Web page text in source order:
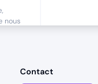
nous
Contact